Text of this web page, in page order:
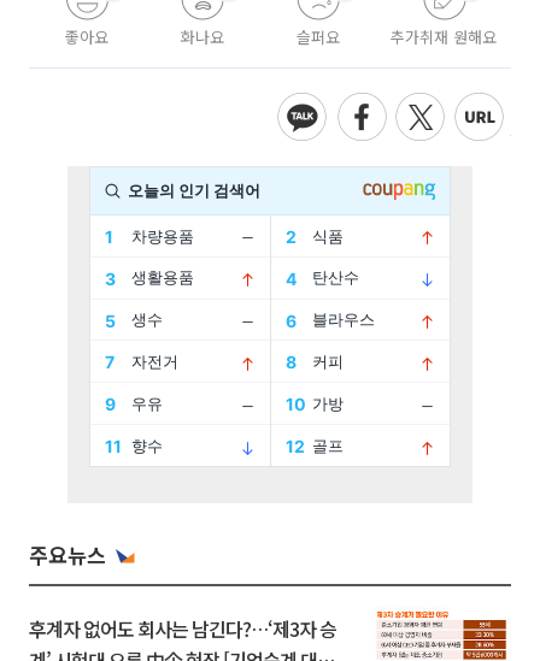
좋아요 화나요 슬퍼요 추가취재 원해요
주요뉴스
후계자 없어도 회사는 남긴다?…‘제3자 승